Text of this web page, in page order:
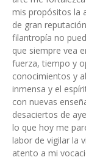
mis propósitos la
de gran
filantropía no
que siempre vea
fuerza, tiempo y
conocimientos y
inmensa y el
con nuevas
desaciertos de
lo que hoy me
labor de vigilar la
atento a mi